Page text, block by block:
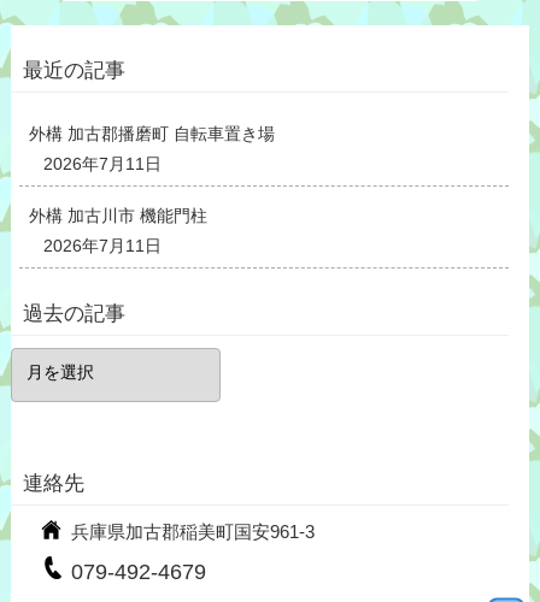
最近の記事
外構 加古郡播磨町 自転車置き場
2026年7月11日
外構 加古川市 機能門柱
2026年7月11日
過去の記事
去
連絡先
兵庫県加古郡稲美町国安961-3
079-492-4679